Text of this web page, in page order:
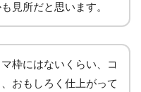
見所だと思います。
枠にはないくらい、コ
おもしろく仕上がって